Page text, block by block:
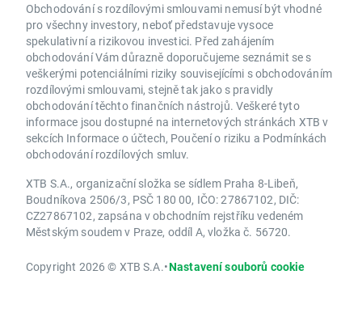
Obchodování s rozdílovými smlouvami nemusí být vhodné
pro všechny investory, neboť představuje vysoce
spekulativní a rizikovou investici. Před zahájením
obchodování Vám důrazně doporučujeme seznámit se s
veškerými potenciálními riziky souvisejícími s obchodováním
rozdílovými smlouvami, stejně tak jako s pravidly
obchodování těchto finančních nástrojů. Veškeré tyto
informace jsou dostupné na internetových stránkách XTB v
sekcích Informace o účtech, Poučení o riziku a Podmínkách
obchodování rozdílových smluv.
XTB S.A., organizační složka se sídlem Praha 8-Libeň,
Boudníkova 2506/3, PSČ 180 00, IČO: 27867102, DIČ:
CZ27867102, zapsána v obchodním rejstříku vedeném
Městským soudem v Praze, oddíl A, vložka č. 56720.
Copyright 2026 © XTB S.A.•Nastavení souborů cookie